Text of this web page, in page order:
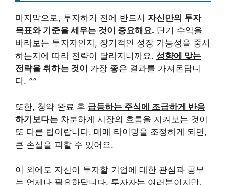
마지막으로, 투자하기 전에 반드시 자신만의 투자
목표와 기준을 세우는 것이 중요해요. 단기 수익을
바라보는 투자자인지, 장기적인 성장 가능성을 중시
하는지에 따라 전략이 달라지니까요. 성향에 맞는
전략을 취하는 것이
가장 좋은 결과를 가져온답니
다. ^^
또한, 청약 완료 후 급등하는 주식에 조급하게 반응
하기보다는 차분하게 시장의 흐름을 지켜보는 것이
또 다른 팁이랍니다. 매매 타이밍을 조정하게 되면,
큰 손실을 피할 수 있어요.
이 외에도 자신이 투자할 기업에 대한 관심과 공부
는 언제나 필요하답니다. 투자자는 여러분이지만,